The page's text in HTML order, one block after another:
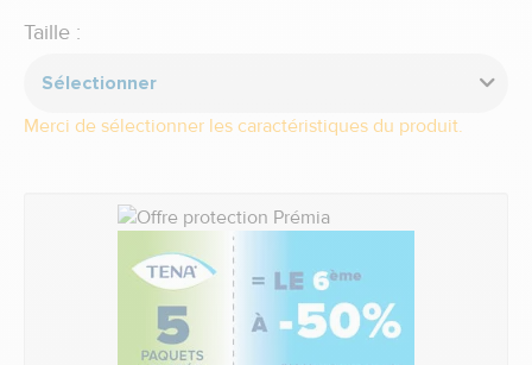
Taille :
Sélectionner
Merci de sélectionner les caractéristiques du produit.